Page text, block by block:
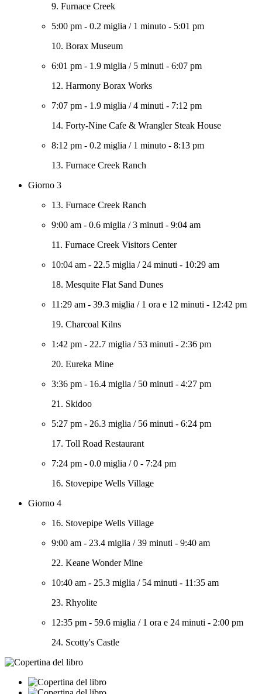
9. Furnace Creek
5:00 pm - 0.2 miglia / 1 minuto - 5:01 pm
10. Borax Museum
6:01 pm - 1.9 miglia / 5 minuti - 6:07 pm
12. Harmony Borax Works
7:07 pm - 1.9 miglia /4 minuti - 7:12 pm
14. Forty-Nine Cafe & Wrangler Steak House
8:12 pm - 0.2 miglia / 1 minuto - 8:13 pm
13. Furnace Creek Ranch
Giorno 3
13. Furnace Creek Ranch
9:00 am - 0.6 miglia /3 minuti - 9:04 am
11. Furnace Creek Visitors Center
10:04 am - 22.5 miglia / 24 minuti - 10:29 am
18. Mesquite Flat Sand Dunes
11:29 am - 39.3 miglia / 1 ora e 12 minuti - 12:42 pm
19. Charcoal Kilns
1:42 pm - 22.7 miglia / 53 minuti - 2:36 pm
20. Eureka Mine
3:36 pm - 16.4 miglia / 50 minuti - 4:27 pm
21. Skidoo
5:27 pm - 26.3 miglia / 56 minuti - 6:24 pm
17. Toll Road Restaurant
7:24 pm - 0.0 miglia /0 - 7:24 pm
16. Stovepipe Wells Village
Giorno 4
16. Stovepipe Wells Village
9:00 am - 23.4 miglia /39 minuti - 9:40 am
22. Keane Wonder Mine
10:40 am - 25.3 miglia / 54 minuti - 11:35 am
23. Rhyolite
12:35 pm - 59.6 miglia / 1 ora e 24 minuti - 2:00 pm
24. Scotty's Castle